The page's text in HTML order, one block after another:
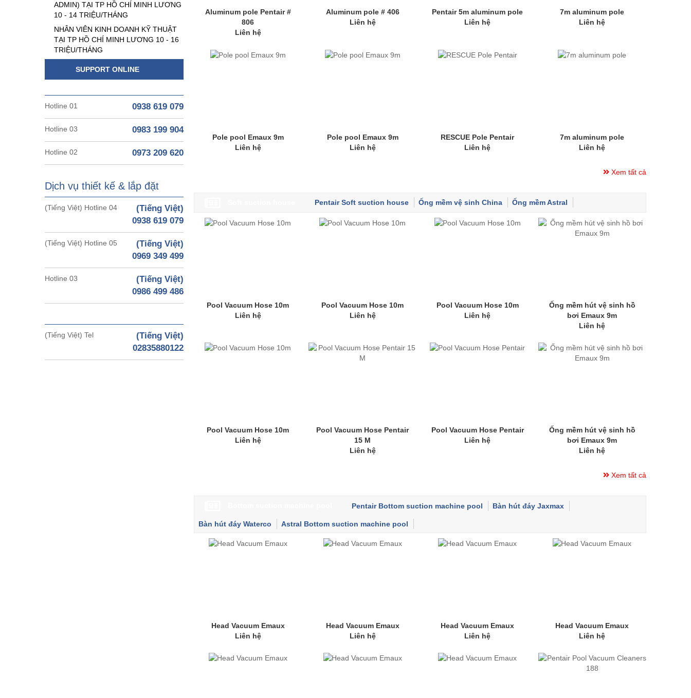
ADMIN) TẠI TP HỒ CHÍ MINH LƯƠNG
10 - 14 TRIỆU/THÁNG
NHÂN VIÊN KINH DOANH KỸ THUẬT
TẠI TP HỒ CHÍ MINH LƯƠNG 10 - 16
TRIỆU/THÁNG
SUPPORT ONLINE
Hotline 01 0938 619 079
Hotline 03 0983 199 904
Hotline 02 0973 209 620
Dịch vụ thiết kế & lắp đặt
(Tiếng Việt) Hotline 04
(Tiếng Việt)
0938 619 079
(Tiếng Việt) Hotline 05
(Tiếng Việt)
0969 349 499
Hotline 03
(Tiếng Việt)
0986 499 486
(Tiếng Việt) Tel
(Tiếng Việt)
02835880122
Aluminum pole Pentair #
806
Liên hệ
Aluminum pole # 406
Liên hệ
Pentair 5m aluminum pole
Liên hệ
7m aluminum pole
Liên hệ
Pole pool Emaux 9m
Liên hệ
Pole pool Emaux 9m
Liên hệ
RESCUE Pole Pentair
Liên hệ
7m aluminum pole
Liên hệ
Xem tất cả
Pentair Soft suction house Ống mềm vệ sinh China Ống mềm Astral
Pool Vacuum Hose 10m
Liên hệ
Pool Vacuum Hose 10m
Liên hệ
Pool Vacuum Hose 10m
Liên hệ
Ống mềm hút vệ sinh hồ
bơi Emaux 9m
Liên hệ
Pool Vacuum Hose 10m
Liên hệ
Pool Vacuum Hose Pentair
15 M
Liên hệ
Pool Vacuum Hose Pentair
Liên hệ
Ống mềm hút vệ sinh hồ
bơi Emaux 9m
Liên hệ
Xem tất cả
Pentair Bottom suction machine pool Bàn hút đáy Jaxmax
Bàn hút đáy Waterco Astral Bottom suction machine pool
Head Vacuum Emaux
Liên hệ
Head Vacuum Emaux
Liên hệ
Head Vacuum Emaux
Liên hệ
Head Vacuum Emaux
Liên hệ